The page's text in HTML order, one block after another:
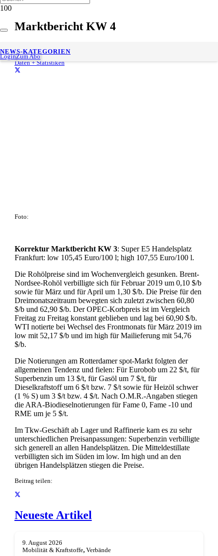
LoginZum Abo
NEWS-KATEGORIEN
Marktbericht KW 4
28. Januar 2019
Gesch. Lesedauer: < 1
Daten + Statistiken
Foto:
Korrektur Marktbericht KW 3: Super E5 Handelsplatz
Frankfurt: low 105,45 Euro/100 l; high 107,55 Euro/100 l.
Die Rohölpreise sind im Wochenvergleich gesunken. Brent-
Nordsee-Rohöl verbilligte sich für Februar 2019 um 0,10 $/b
sowie für März und für April um 1,30 $/b. Die Preise für den
Dreimonatszeitraum bewegten sich zuletzt zwischen 60,80
$/b und 62,90 $/b. Der OPEC-Korbpreis ist im Vergleich
Freitag zu Freitag konstant geblieben und lag bei 60,90 $/b.
WTI notierte bei Wechsel des Frontmonats für März 2019 im
low mit 52,17 $/b und im high für Mailieferung mit 54,76
$/b.
Die Notierungen am Rotterdamer spot-Markt folgten der
allgemeinen Tendenz und fielen: Für Eurobob um 22 $/t, für
Superbenzin um 13 $/t, für Gasöl um 7 $/t, für
Dieselkraftstoff um 6 $/t bzw. 7 $/t sowie für Heizöl schwer
(1 % S) um 3 $/t bzw. 4 $/t. Nach O.M.R.-Angaben stiegen
die ARA-Biodieselnotierungen für Fame 0, Fame -10 und
RME um je 5 $/t.
Im Tkw-Geschäft ab Lager und Raffinerie kam es zu sehr
unterschiedlichen Preisanpassungen: Superbenzin verbilligte
sich generell an allen Handelsplätzen. Die Mitteldestillate
verbilligten sich im Süden im low. Im high und an den
übrigen Handelsplätzen stiegen die Preise.
Beitrag teilen:
Neueste Artikel
9. August 2026
Mobilität & Kraftstoffe, Verbände